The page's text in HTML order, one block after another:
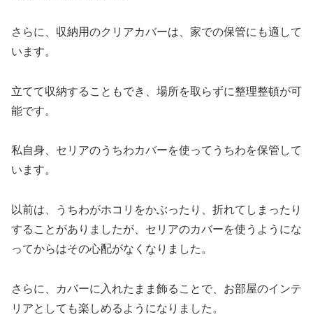
さらに、収納用のクリアカバーは、家での保管にも適して
います。
立てて収納することもでき、場所を取らずに整理整頓が可
能です。
私自身、セリアのうちわカバーを使ってうちわを保管して
います。
以前は、うちわがホコリをかぶったり、折れてしまったり
することがありましたが、セリアのカバーを使うようにな
ってからはその心配がなくなりました。
さらに、カバーに入れたまま飾ることで、お部屋のインテ
リアとしても楽しめるようになりました。